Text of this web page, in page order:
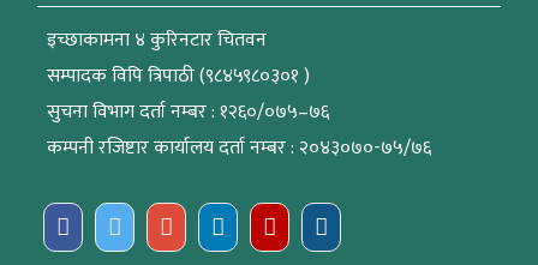
इच्छाकामना ४ कुरिनटार चितवन
सम्पादक विपि त्रिपाठी (९८४५९८०३०१ )
सुचना विभाग दर्ता नम्बर : १२६०/०७५–७६
कम्पनी रजिष्टार कार्यालय दर्ता नम्बर : २०४३०७०-७५/७६